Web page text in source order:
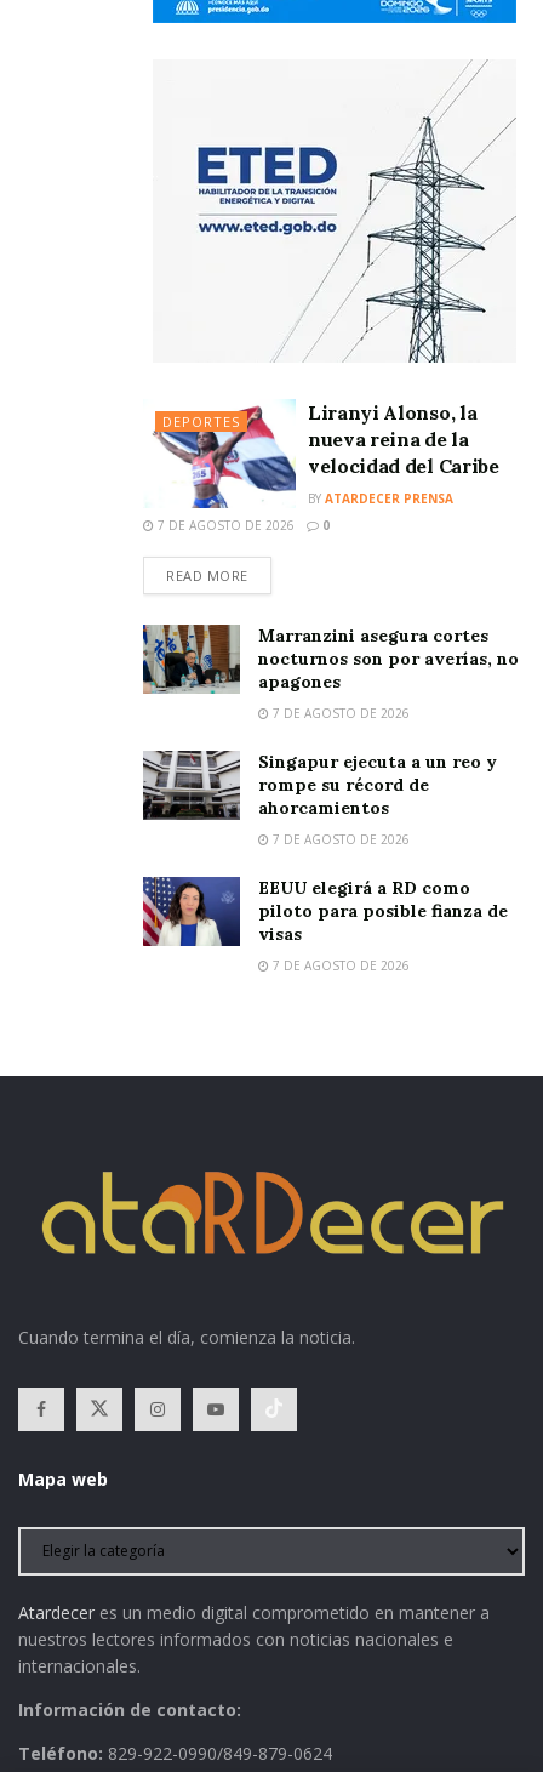
DEPORTES
Liranyi Alonso, la
nueva reina de la
velocidad del Caribe
BY ATARDECER PRENSA
7 DE AGOSTO DE 2026
0
READ MORE
Marranzini asegura cortes
nocturnos son por averías, no
apagones
7 DE AGOSTO DE 2026
Singapur ejecuta a un reo y
rompe su récord de
ahorcamientos
7 DE AGOSTO DE 2026
EEUU elegirá a RD como
piloto para posible fianza de
visas
7 DE AGOSTO DE 2026
Cuando termina el día, comienza la noticia.
Mapa web
Atardecer es un medio digital comprometido en mantener a
nuestros lectores informados con noticias nacionales e
internacionales.
Información de contacto:
Teléfono: 829-922-0990/849-879-0624